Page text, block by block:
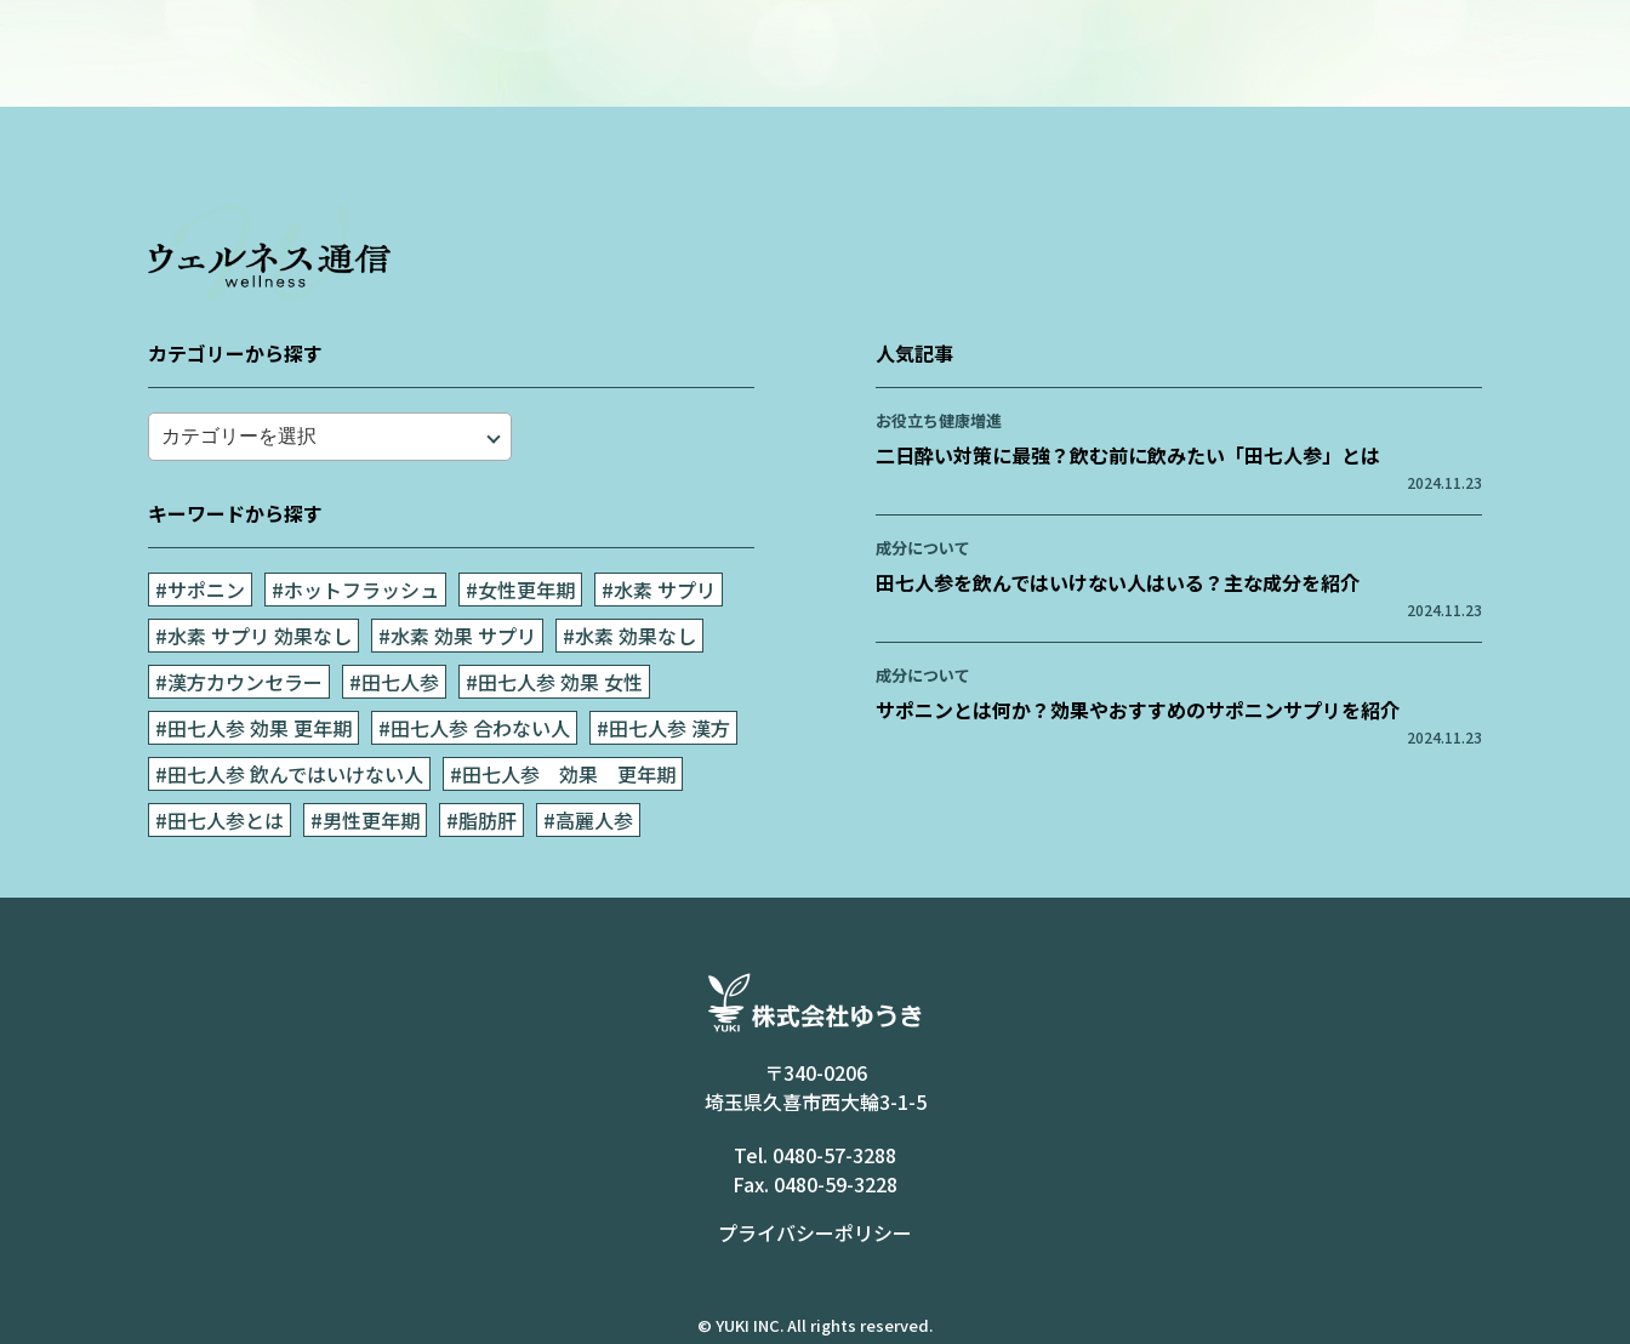
カテゴリーから探す
キーワードから探す
#サポニン #ホットフラッシュ #女性更年期
#水素 サプリ
#水素 サプリ 効果なし
#水素 効果 サプリ
#水素 効果なし
#漢方カウンセラー
#田七人参
#田七人参 効果 女性
#田七人参 効果 更年期
#田七人参 合わない人
#田七人参 漢方
#田七人参 飲んではいけない人
#田七人参 効果 更年期
#田七人参とは
#男性更年期 #脂肪肝 #高麗人参
人気記事
お役立ち健康増進
二日酔い対策に最強？飲む前に飲みたい「田七人参」とは
2024.11.23
成分について
田七人参を飲んではいけない人はいる？主な成分を紹介
2024.11.23
成分について
サポニンとは何か？効果やおすすめのサポニンサプリを紹介
2024.11.23
〒340-0206
埼玉県久喜市西大輪3-1-5
Tel. 0480-57-3288
Fax. 0480-59-3228
プライバシーポリシー
© YUKI INC. All rights reserved.